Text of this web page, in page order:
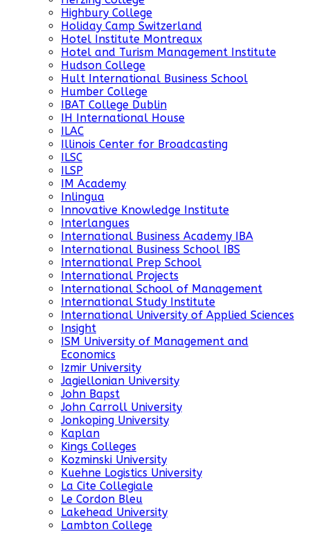
Highbury College
Holiday Camp Switzerland
Hotel Institute Montreaux
Hotel and Turism Management Institute
Hudson College
Hult International Business School
Humber College
IBAT College Dublin
IH International House
ILAC
Illinois Center for Broadcasting
ILSC
ILSP
IM Academy
Inlingua
Innovative Knowledge Institute
Interlangues
International Business Academy IBA
International Business School IBS
International Prep School
International Projects
International School of Management
International Study Institute
International University of Applied Sciences
Insight
ISM University of Management and
Economics
Izmir University
Jagiellonian University
John Bapst
John Carroll University
Jonkoping University
Kaplan
Kings Colleges
Kozminski University
Kuehne Logistics University
La Cite Collegiale
Le Cordon Bleu
Lakehead University
Lambton College